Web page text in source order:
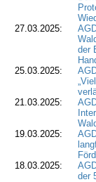
27.03.2025:
der
25.03.2025:
21.03.2025:
19.03.2025:
18.03.2025:
der